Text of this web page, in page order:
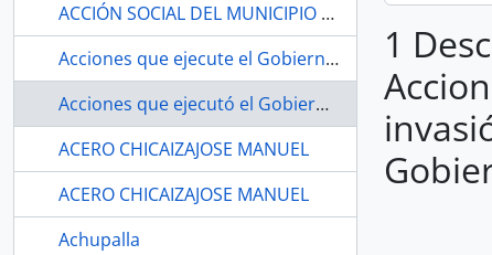
ACCIÓN SOCIAL DEL MUNICIPIO DE GUAYAQUIL
Acciones que ejecute el Gobierno sobre la violación del territorio
Acciones que ejecutó el Gobierno respecto de la invasión del territorio ecuatoriano por parte del Gobierno colombiano en marzo del 2008
ACERO CHICAIZAJOSE MANUEL
ACERO CHICAIZAJOSE MANUEL
Achupalla
1